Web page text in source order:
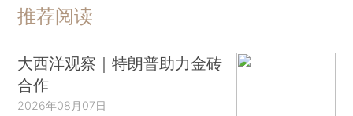
推荐阅读
大西洋观察｜特朗普助力金砖
合作
2026年08月07日